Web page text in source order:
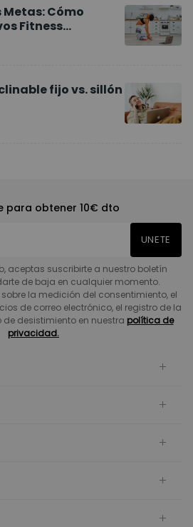
Metas: Cómo
Fitness
fijo vs. sillón
para obtener 10€ dto
UNETE
aceptas suscribirte a nuestro boletín
de baja en cualquier momento.
la medición del consentimiento, el
de correo electrónico, el registro de la
desistimiento en nuestra política de
privacidad.